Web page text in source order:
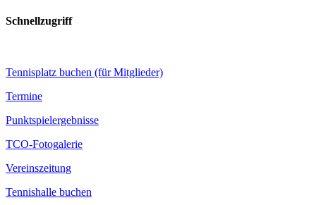
Schnellzugriff
Tennisplatz buchen (für Mitglieder)
Termine
Punktspielergebnisse
TCO-Fotogalerie
Vereinszeitung
Tennishalle buchen